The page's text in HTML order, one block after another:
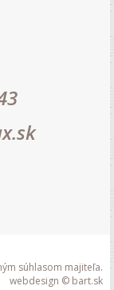
súhlasom majiteľa.
webdesign © bart.sk